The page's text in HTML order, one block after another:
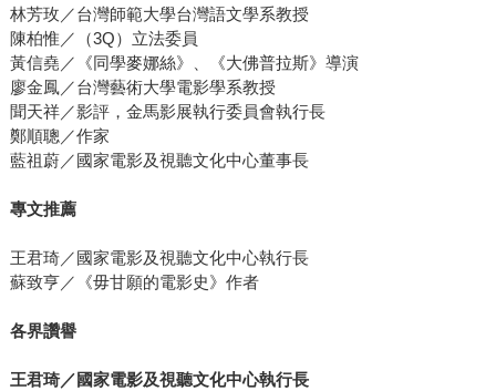
林芳玫／台灣師範大學台灣語文學系教授
陳柏惟／（3Q）立法委員
黃信堯／《同學麥娜絲》、《大佛普拉斯》導演
廖金鳳／台灣藝術大學電影學系教授
聞天祥／影評，金馬影展執行委員會執行長
鄭順聰／作家
藍祖蔚／國家電影及視聽文化中心董事長
專文推薦
王君琦／國家電影及視聽文化中心執行長
蘇致亨／《毋甘願的電影史》作者
各界讚譽
王君琦／國家電影及視聽文化中心執行長